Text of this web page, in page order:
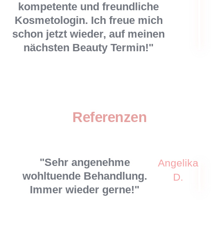
kompetente und freundliche
Kosmetologin. Ich freue mich
schon jetzt wieder, auf meinen
nächsten Beauty Termin!"
Referenzen
"Sehr angenehme
wohltuende Behandlung.
Immer wieder gerne!"
Angelika
D.